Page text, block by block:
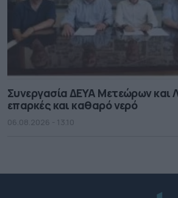
Συνεργασία ΔΕΥΑ Μετεώρων και
επαρκές και καθαρό νερό
06.08.2026 - 13.10